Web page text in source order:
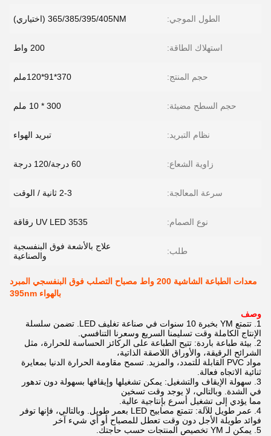
الطول الموجي: 365/385/395/405NM (اختياري)
استهلاك الطاقة: 200 واط
حجم المنتج: 370*91*120ملم
حجم السطح مضيئة: 300 * 10 ملم
نظام التبريد: تبريد الهواء
زاوية الشعاع: 60 درجة/120 درجة
سرعة المعالجة: 2-3 ثانية / الوقت
نوع الصمام: 3535 UV LED رقاقة
طلب:
علاج بالأشعة فوق البنفسجية
والصناعية
معدات الطباعة الشاشية 200 واط مصباح التصلب فوق البنفسجي المبرد
بالهواء 395nm
وصف
1. تتمتع YM بخبرة 10 سنوات في صناعة تغليف LED. تضمن سلسلة
الإنتاج الكاملة وقت تسليمنا السريع وسعرنا التنافسي.
2. بيئة طباعة باردة: تتيح الطباعة على الركائز الحساسة للحرارة، مثل
الشرائح الرقيقة، والأوراق اللاصقة الذاتية،
مواد PVC القابلة للتمدد، والمزيد. تسمح مقاومة الحرارة الدنيا بمعايرة
ثنائية الاتجاه فعالة.
3. سهولة الإيقاف والتشغيل: يمكن تشغيلها وإيقافها بسهولة دون تدهور
في الشدة. وبالتالي، لا يوجد وقت تسخين
مما يؤدي إلى تشغيل أسرع بإنتاجية عالية.
4. عمر طويل للآلة: تتمتع مصابيح LED بعمر طويل. وبالتالي، فإنها توفر
فوائد طويلة الأجل دون وقت تعطل للمصباح أو أي شيء آخر
5. يمكن لـ YM تخصيص المنتجات حسب حاجتك.